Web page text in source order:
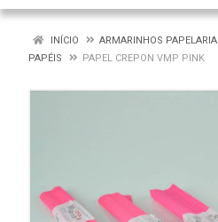
INÍCIO
ARMARINHOS PAPELARIA
PAPÉIS
PAPEL CREPON VMP PINK